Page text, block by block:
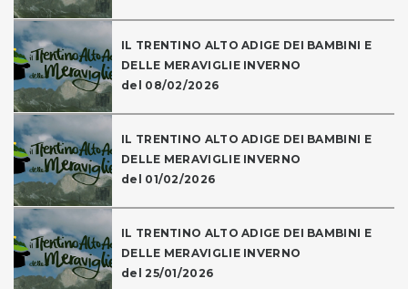
IL TRENTINO ALTO ADIGE DEI BAMBINI E
DELLE MERAVIGLIE INVERNO
del 08/02/2026
IL TRENTINO ALTO ADIGE DEI BAMBINI E
DELLE MERAVIGLIE INVERNO
del 01/02/2026
IL TRENTINO ALTO ADIGE DEI BAMBINI E
DELLE MERAVIGLIE INVERNO
del 25/01/2026